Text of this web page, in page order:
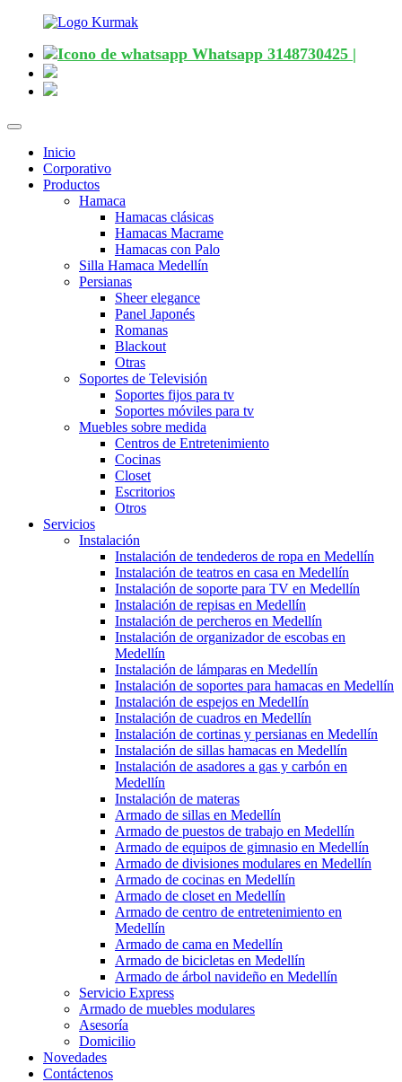
Whatsapp 3148730425 |
Desplegar
navegación
Inicio
Corporativo
Productos
Hamaca
Hamacas clásicas
Hamacas Macrame
Hamacas con Palo
Silla Hamaca Medellín
Persianas
Sheer elegance
Panel Japonés
Romanas
Blackout
Otras
Soportes de Televisión
Soportes fijos para tv
Soportes móviles para tv
Muebles sobre medida
Centros de Entretenimiento
Cocinas
Closet
Escritorios
Otros
Servicios
Instalación
Instalación de tendederos de ropa en Medellín
Instalación de teatros en casa en Medellín
Instalación de soporte para TV en Medellín
Instalación de repisas en Medellín
Instalación de percheros en Medellín
Instalación de organizador de escobas en
Medellín
Instalación de lámparas en Medellín
Instalación de soportes para hamacas en Medellín
Instalación de espejos en Medellín
Instalación de cuadros en Medellín
Instalación de cortinas y persianas en Medellín
Instalación de sillas hamacas en Medellín
Instalación de asadores a gas y carbón en
Medellín
Instalación de materas
Armado de sillas en Medellín
Armado de puestos de trabajo en Medellín
Armado de equipos de gimnasio en Medellín
Armado de divisiones modulares en Medellín
Armado de cocinas en Medellín
Armado de closet en Medellín
Armado de centro de entretenimiento en
Medellín
Armado de cama en Medellín
Armado de bicicletas en Medellín
Armado de árbol navideño en Medellín
Servicio Express
Armado de muebles modulares
Asesoría
Domicilio
Novedades
Contáctenos